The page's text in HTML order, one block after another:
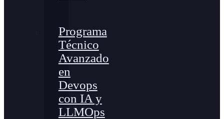
Programa
Técnico
Avanzado
en
Devops
con IA y
LLMOps